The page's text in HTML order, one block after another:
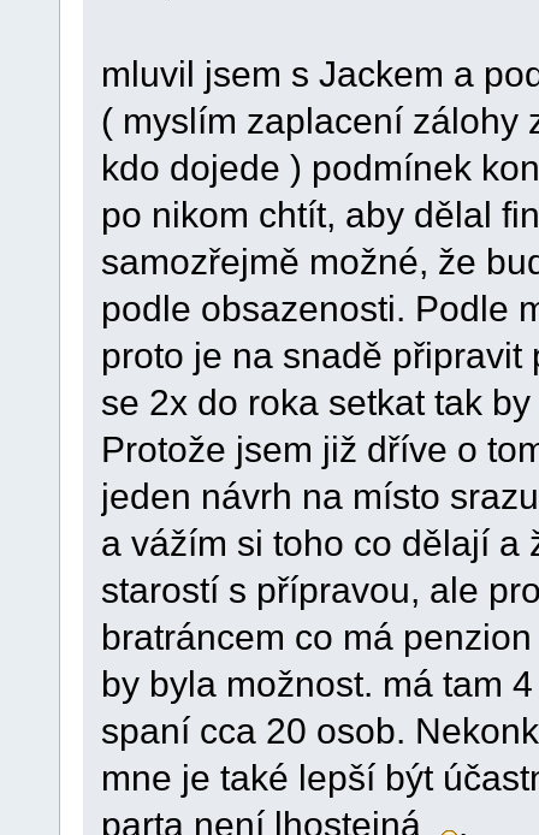
mluvil jsem s Jackem a
( myslím zaplacení zálohy
kdo dojede ) podmínek
po nikom chtít, aby dělal
samozřejmě možné, že
podle obsazenosti. Podle
proto je na snadě
se 2x do roka setkat tak
Protože jsem již dříve o
jeden návrh na místo
a vážím si toho co dělají a
starostí s přípravou, ale
bratráncem co má
by byla možnost. má tam
spaní cca 20 osob.
mne je také lepší být
parta není lhostejná
.